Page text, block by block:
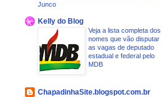
Junco
Kelly do Blog
Veja a lista completa dos
nomes que vão disputar
as vagas de deputado
estadual e federal pelo
MDB
ChapadinhaSite.blogspot.com.br